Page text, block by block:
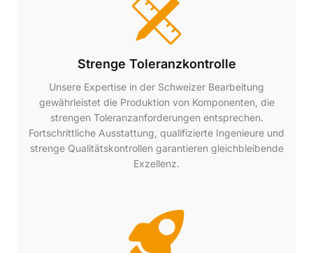
Strenge Toleranzkontrolle
Unsere Expertise in der Schweizer Bearbeitung
gewährleistet die Produktion von Komponenten, die
strengen Toleranzanforderungen entsprechen.
Fortschrittliche Ausstattung, qualifizierte Ingenieure und
strenge Qualitätskontrollen garantieren gleichbleibende
Exzellenz.